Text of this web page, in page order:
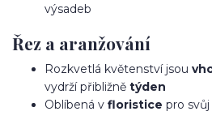
výsadeb
Řez a aranžování
Rozkvetlá květenství jsou
vydrží přibližně týden
Oblíbená v floristice pro